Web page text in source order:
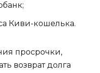
Киви-кошелька.
просрочки,
возврат долга